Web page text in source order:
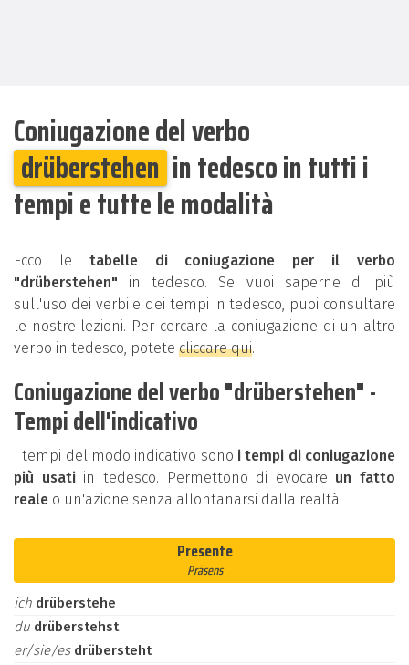
Coniugazione del verbo
drüberstehen in tedesco in tutti i
tempi e tutte le modalità
Ecco le tabelle di coniugazione per il verbo
"drüberstehen" in tedesco. Se vuoi saperne di più
sull'uso dei verbi e dei tempi in tedesco, puoi consultare
le nostre lezioni. Per cercare la coniugazione di un altro
verbo in tedesco, potete cliccare qui.
Coniugazione del verbo "drüberstehen" -
Tempi dell'indicativo
I tempi del modo indicativo sono i tempi di coniugazione
più usati in tedesco. Permettono di evocare un fatto
reale o un'azione senza allontanarsi dalla realtà.
Presente
Präsens
ich drüberstehe
du drüberstehst
er/sie/es drübersteht